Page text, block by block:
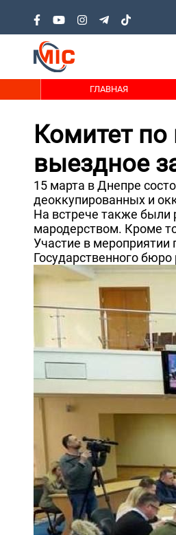
ГЛАВНАЯ
Комитет
выездное
15 марта в Днепре
деоккупированных и
На встрече также были
мародерством. Кроме
Участие в мероприятии
Государственного